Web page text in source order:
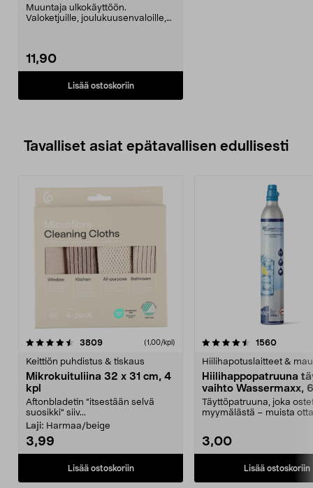
Muuntaja ulkokäyttöön.
Valoketjuille, joulukuusenvaloille,
11,90
Lisää ostoskoriin
Tavalliset asiat epätavallisen edullisesti
3809arvostelut (1,00/kpl)
Keittiön puhdistus & tiskaus
Mikrokuituliina 32 x 31 cm, 4
kpl
Aftonbladetin "itsestään selvä
suosikki" siiv...
Laji: Harmaa/beige
3,99
Lisää ostoskoriin
4.5viidestä
1560
Hiilihapotuslaitteet &
Hiilihappopatruuna
vaihto Wassermaxx,
Täyttöpatruuna, joka
myymälästä – muista
3,00
Lisää ostoskoriin
4.5viidestä